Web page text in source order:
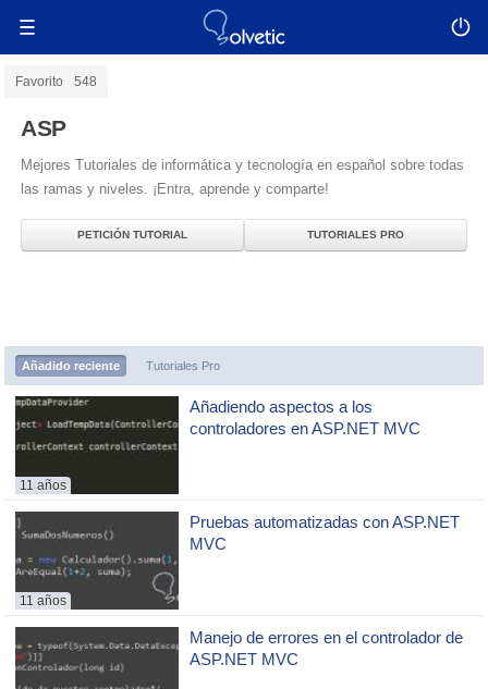
Favorito 548
ASP
Mejores Tutoriales de informática y tecnología en español sobre todas
las ramas y niveles. ¡Entra, aprende y comparte!
PETICIÓN TUTORIAL TUTORIALES PRO
Añadido reciente Tutoriales Pro
11 años
Añadiendo aspectos a los
controladores en ASP.NET MVC
11 años
Pruebas automatizadas con ASP.NET
MVC
Manejo de errores en el controlador de
ASP.NET MVC